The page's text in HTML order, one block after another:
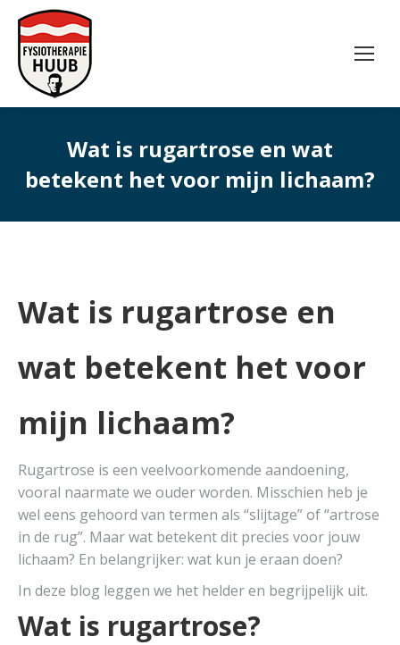
Wat is rugartrose en wat
betekent het voor mijn lichaam?
Wat is rugartrose en
wat betekent het voor
mijn lichaam?
Rugartrose is een veelvoorkomende aandoening,
vooral naarmate we ouder worden. Misschien heb je
wel eens gehoord van termen als “slijtage” of “artrose
in de rug”. Maar wat betekent dit precies voor jouw
lichaam? En belangrijker: wat kun je eraan doen?
In deze blog leggen we het helder en begrijpelijk uit.
Wat is rugartrose?